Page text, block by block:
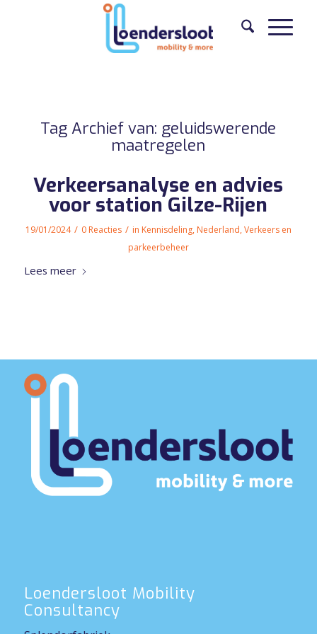
Tag Archief van: geluidswerende
maatregelen
Verkeersanalyse en advies
voor station Gilze-Rijen
19/01/2024 / 0 Reacties / in Kennisdeling, Nederland,Verkeers en
parkeerbeheer
Lees meer
Loendersloot Mobility
Consultancy